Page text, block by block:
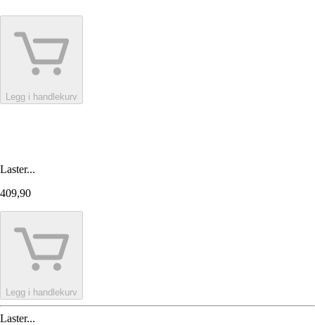
Legg i handlekurv
Laster...
409,90
Legg i handlekurv
Laster...